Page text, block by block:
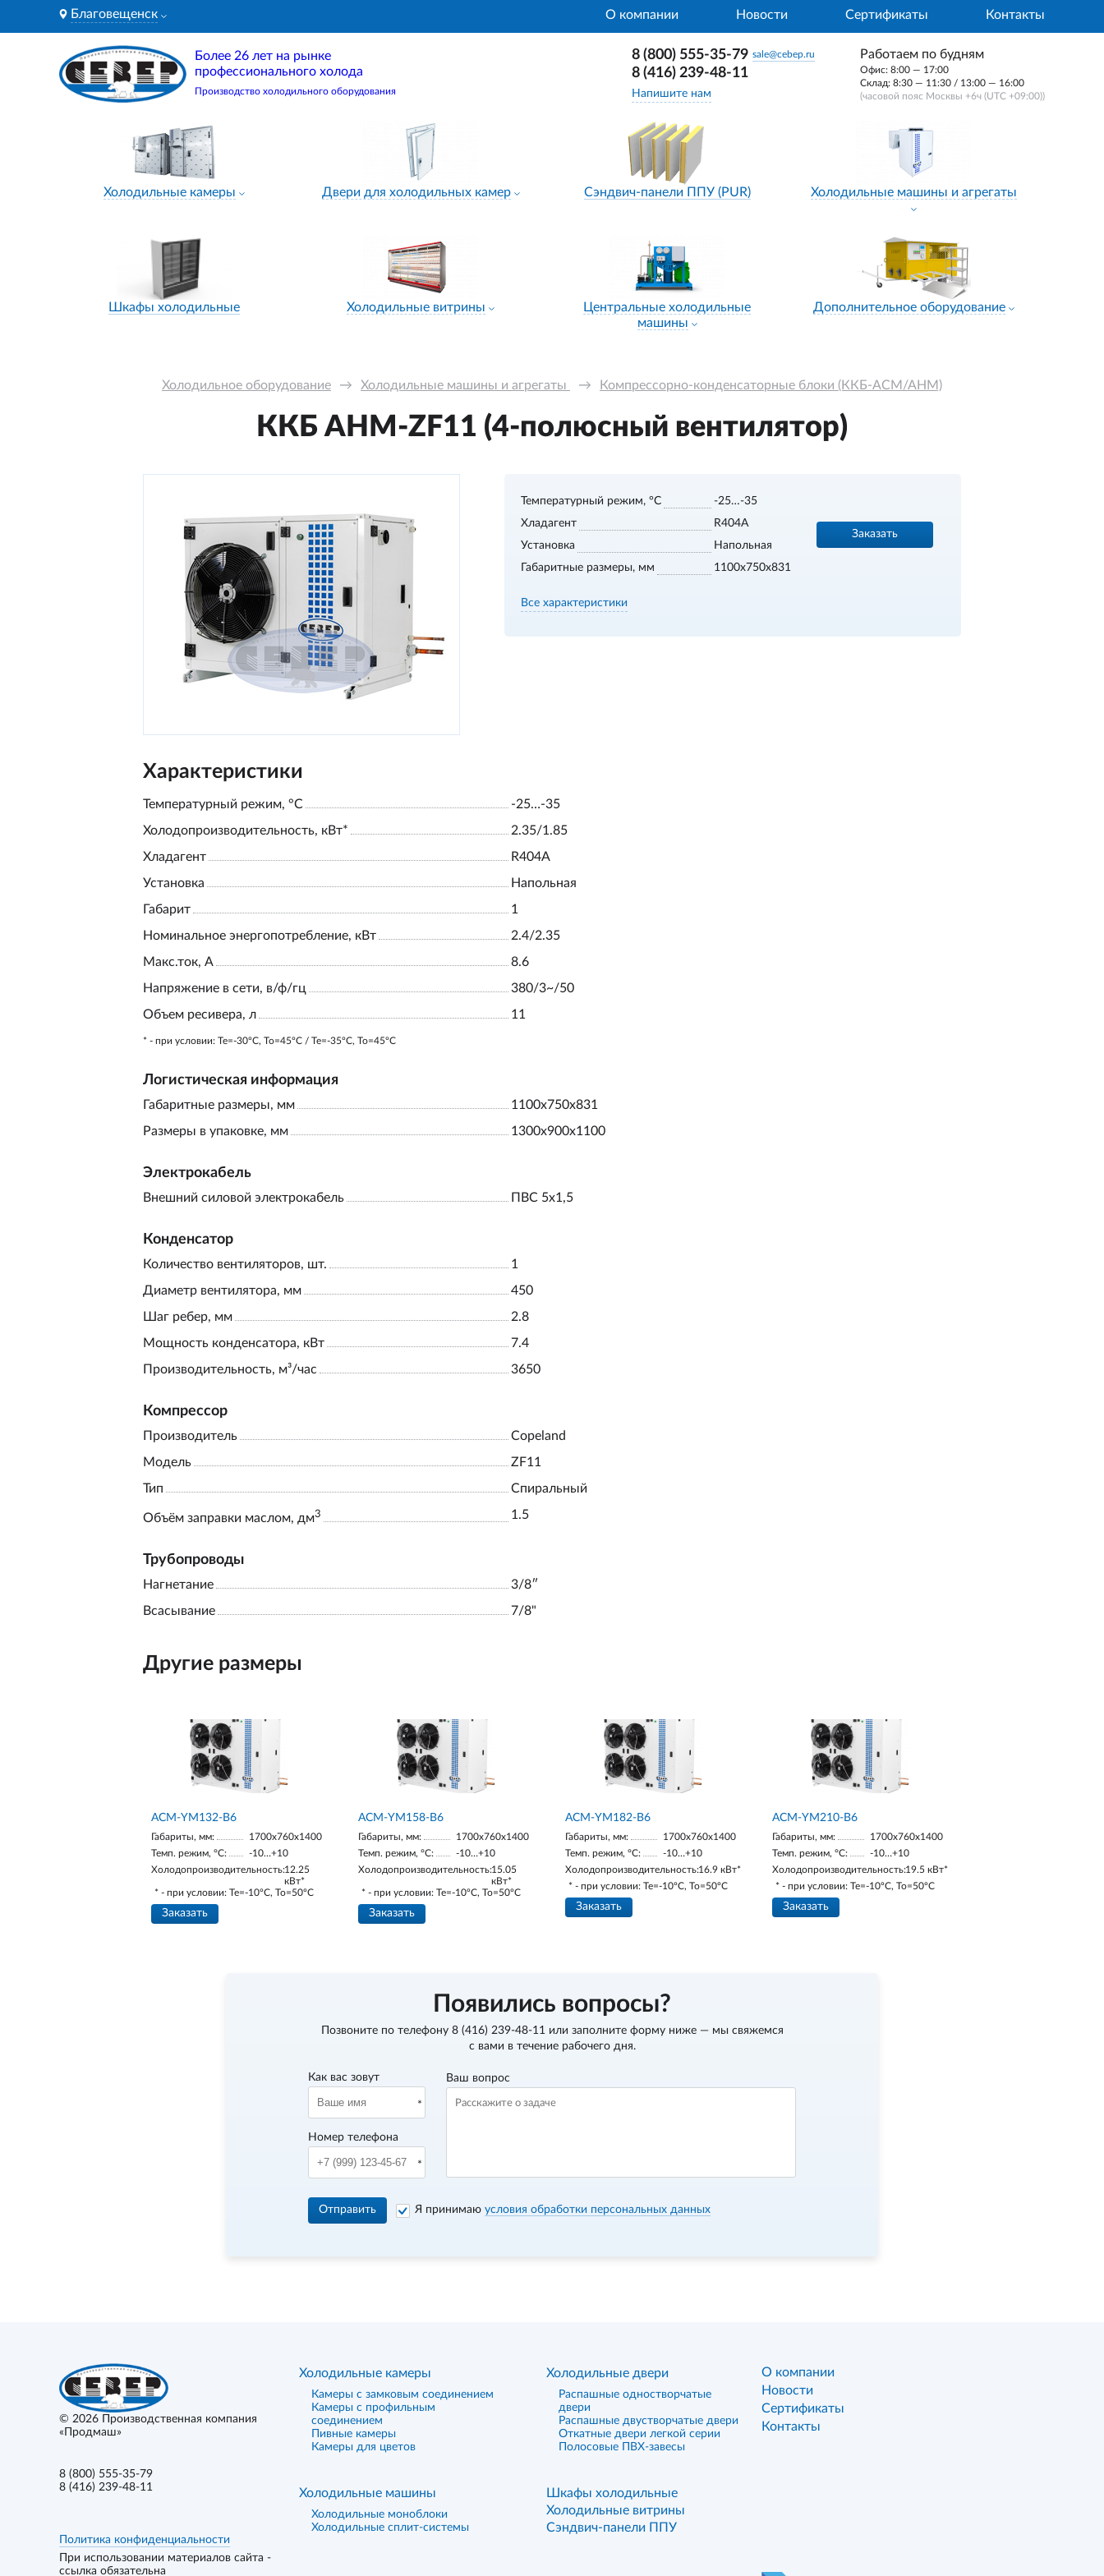
Благовещенск О компании Новости Сертификаты Контакты
Более 26 лет на рынке
профессионального холода
Производство холодильного оборудования
8 (800) 555-35-79 sale@cebep.ru
8 (416) 239-48-11
Напишите нам
Работаем по будням
Офис: 8:00 — 17:00
Склад: 8:30 — 11:30 / 13:00 — 16:00
(часовой пояс Москвы +6ч (UTC +09:00))
Холодильные камеры Двери для холодильных камер Сэндвич-панели ППУ (PUR) Холодильные машины и агрегаты
Шкафы холодильные Холодильные витрины
Центральные холодильные
машины
Дополнительное оборудование
Холодильное оборудование → Холодильные машины и агрегаты → Компрессорно-конденсаторные блоки (ККБ-АСМ/АНМ)
ККБ AНM-ZF11 (4-полюсный вентилятор)
Температурный режим, °С
-25…-35
Хладагент
R404A
Установка
Напольная
Габаритные размеры, мм
1100х750х831
Заказать
Все характеристики
Характеристики
Температурный режим, °С
-25…-35
Холодопроизводительность, кВт*
2.35/1.85
Хладагент
R404A
Установка
Напольная
Габарит
1
Номинальное энергопотребление, кВт
2.4/2.35
Макс.ток, А
8.6
Напряжение в сети, в/ф/гц
380/3~/50
Объем ресивера, л
11
* - при условии: Te=-30ºC, To=45ºC / Te=-35ºC, To=45ºC
Логистическая информация
Габаритные размеры, мм
1100х750х831
Размеры в упаковке, мм
1300х900х1100
Электрокабель
Внешний силовой электрокабель ПВС 5х1,5
Конденсатор
Количество вентиляторов, шт.
1
Диаметр вентилятора, мм
450
Шаг ребер, мм
2.8
Мощность конденсатора, кВт
7.4
Производительность, м³/час
3650
Компрессор
Производитель
Copeland
Модель
ZF11
Тип
Спиральный
Объём заправки маслом, дм3 1.5
Трубопроводы
Нагнетание
3/8ʺ
Всасывание
7/8"
Другие размеры
АСМ-YM132-В6
Габариты, мм:
1700х760х1400
Темп. режим, °С:
-10…+10
Холодопроизводительность:12.25
кВт*
* - при условии: Te=-10ºC, To=50ºC
Заказать
АСМ-YM158-В6
Габариты, мм:
1700х760х1400
Темп. режим, °С:
-10…+10
Холодопроизводительность:15.05
кВт*
* - при условии: Te=-10ºC, To=50ºC
Заказать
АСМ-YM182-В6
Габариты, мм:
1700х760х1400
Темп. режим, °С:
-10…+10
Холодопроизводительность:16.9 кВт*
* - при условии: Te=-10ºC, To=50ºC
Заказать
АСМ-YM210-В6
Габариты, мм:
1700х760х1400
Темп. режим, °С:
-10…+10
Холодопроизводительность:19.5 кВт*
* - при условии: Te=-10ºC, To=50ºC
Заказать
Появились вопросы?
Позвоните по телефону 8 (416) 239-48-11или заполните форму ниже — мы свяжемся
с вами в течение рабочего дня.
Как вас зовут
Номер телефона
Ваш вопрос
Отправить Я принимаю условия обработки персональных данных
© 2026
Производственная компания
«Продмаш»
8 (800) 555-35-79
8 (416) 239-48-11
Политика конфиденциальности
При использовании материалов сайта -
ссылка обязательна
Холодильные камеры
Камеры с замковым соединением
Камеры с профильным
соединением
Пивные камеры
Камеры для цветов
Холодильные двери
Распашные одностворчатые
двери
Распашные двустворчатые двери
Откатные двери легкой серии
Полосовые ПВХ-завесы
Холодильные машины
Холодильные моноблоки
Холодильные сплит-системы
Шкафы холодильные
Холодильные витрины
Сэндвич-панели ППУ
О компании
Новости
Сертификаты
Контакты